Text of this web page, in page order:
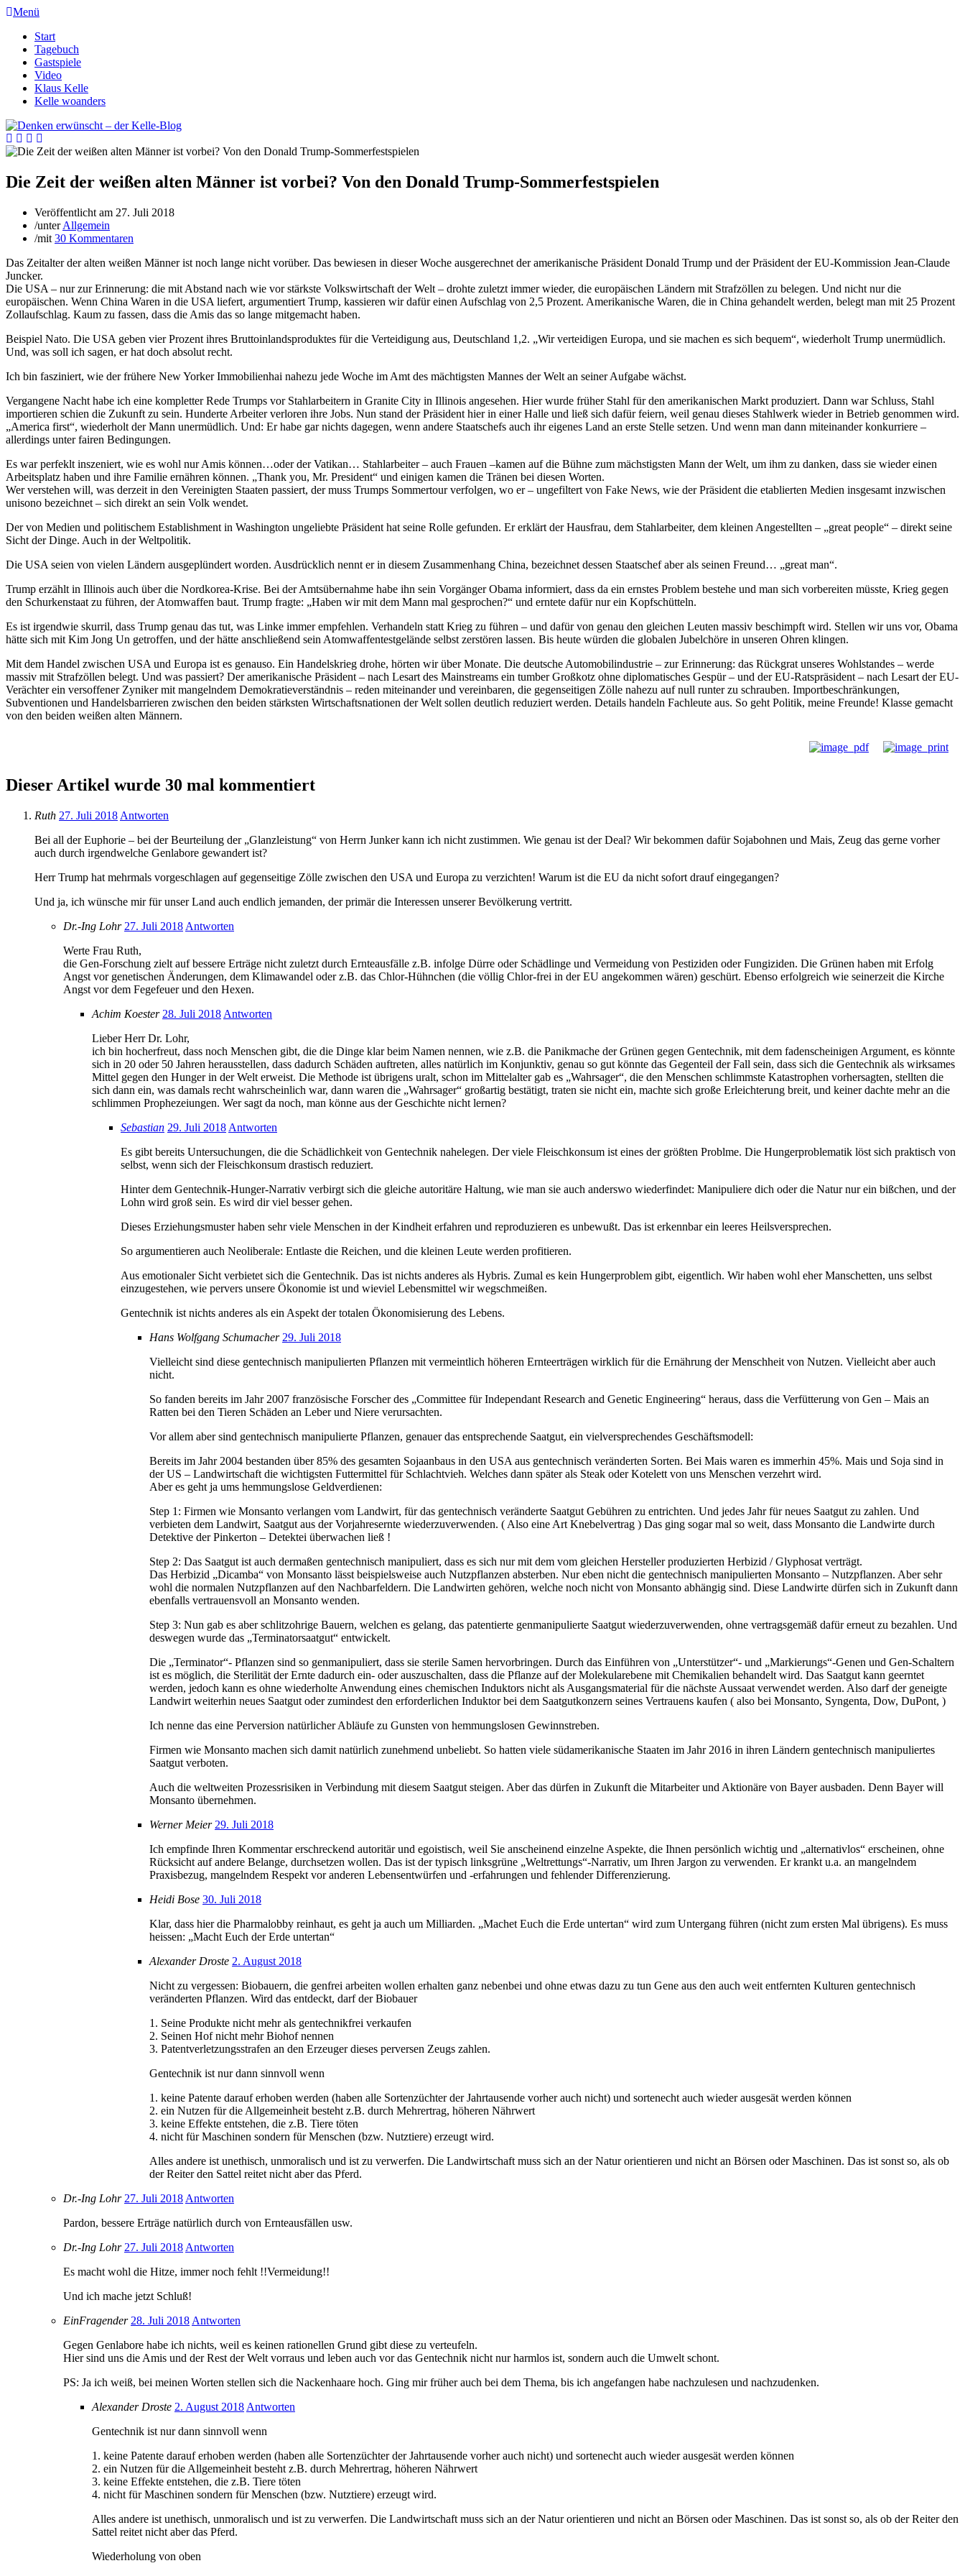
Menü
Start
Tagebuch
Gastspiele
Video
Klaus Kelle
Kelle woanders
Die Zeit der weißen alten Männer ist vorbei? Von den Donald Trump-Sommerfestspielen
Veröffentlicht am 27. Juli 2018
/unterAllgemein
/mit 30 Kommentaren
Das Zeitalter der alten weißen Männer ist noch lange nicht vorüber. Das bewiesen in dieser Woche ausgerechnet der amerikanische Präsident Donald Trump und der Präsident der EU-Kommission Jean-Claude
Juncker.
Die USA – nur zur Erinnerung: die mit Abstand nach wie vor stärkste Volkswirtschaft der Welt – drohte zuletzt immer wieder, die europäischen Ländern mit Strafzöllen zu belegen. Und nicht nur die
europäischen. Wenn China Waren in die USA liefert, argumentiert Trump, kassieren wir dafür einen Aufschlag von 2,5 Prozent. Amerikanische Waren, die in China gehandelt werden, belegt man mit 25 Prozent
Zollaufschlag. Kaum zu fassen, dass die Amis das so lange mitgemacht haben.
Beispiel Nato. Die USA geben vier Prozent ihres Bruttoinlandsproduktes für die Verteidigung aus, Deutschland 1,2. „Wir verteidigen Europa, und sie machen es sich bequem“, wiederholt Trump unermüdlich.
Und, was soll ich sagen, er hat doch absolut recht.
Ich bin fasziniert, wie der frühere New Yorker Immobilienhai nahezu jede Woche im Amt des mächtigsten Mannes der Welt an seiner Aufgabe wächst.
Vergangene Nacht habe ich eine kompletter Rede Trumps vor Stahlarbeitern in Granite City in Illinois angesehen. Hier wurde früher Stahl für den amerikanischen Markt produziert. Dann war Schluss, Stahl
importieren schien die Zukunft zu sein. Hunderte Arbeiter verloren ihre Jobs. Nun stand der Präsident hier in einer Halle und ließ sich dafür feiern, weil genau dieses Stahlwerk wieder in Betrieb genommen wird.
„America first“, wiederholt der Mann unermüdlich. Und: Er habe gar nichts dagegen, wenn andere Staatschefs auch ihr eigenes Land an erste Stelle setzen. Und wenn man dann miteinander konkurriere –
allerdings unter fairen Bedingungen.
Es war perfeklt inszeniert, wie es wohl nur Amis können…oder der Vatikan… Stahlarbeiter – auch Frauen –kamen auf die Bühne zum mächstigsten Mann der Welt, um ihm zu danken, dass sie wieder einen
Arbeitsplatz haben und ihre Familie ernähren können. „Thank you, Mr. President“ und einigen kamen die Tränen bei diesen Worten.
Wer verstehen will, was derzeit in den Vereinigten Staaten passiert, der muss Trumps Sommertour verfolgen, wo er – ungefiltert von Fake News, wie der Präsident die etablierten Medien insgesamt inzwischen
unisono bezeichnet – sich direkt an sein Volk wendet.
Der von Medien und politischem Establishment in Washington ungeliebte Präsident hat seine Rolle gefunden. Er erklärt der Hausfrau, dem Stahlarbeiter, dem kleinen Angestellten – „great people“ – direkt seine
Sicht der Dinge. Auch in der Weltpolitik.
Die USA seien von vielen Ländern ausgeplündert worden. Ausdrücklich nennt er in diesem Zusammenhang China, bezeichnet dessen Staatschef aber als seinen Freund… „great man“.
Trump erzählt in Illinois auch über die Nordkorea-Krise. Bei der Amtsübernahme habe ihn sein Vorgänger Obama informiert, dass da ein ernstes Problem bestehe und man sich vorbereiten müsste, Krieg gegen
den Schurkenstaat zu führen, der Atomwaffen baut. Trump fragte: „Haben wir mit dem Mann mal gesprochen?“ und erntete dafür nur ein Kopfschütteln.
Es ist irgendwie skurril, dass Trump genau das tut, was Linke immer empfehlen. Verhandeln statt Krieg zu führen – und dafür von genau den gleichen Leuten massiv beschimpft wird. Stellen wir uns vor, Obama
hätte sich mit Kim Jong Un getroffen, und der hätte anschließend sein Atomwaffentestgelände selbst zerstören lassen. Bis heute würden die globalen Jubelchöre in unseren Ohren klingen.
Mit dem Handel zwischen USA und Europa ist es genauso. Ein Handelskrieg drohe, hörten wir über Monate. Die deutsche Automobilindustrie – zur Erinnerung: das Rückgrat unseres Wohlstandes – werde
massiv mit Strafzöllen belegt. Und was passiert? Der amerikanische Präsident – nach Lesart des Mainstreams ein tumber Großkotz ohne diplomatisches Gespür – und der EU-Ratspräsident – nach Lesart der EU-
Verächter ein versoffener Zyniker mit mangelndem Demokratieverständnis – reden miteinander und vereinbaren, die gegenseitigen Zölle nahezu auf null runter zu schrauben. Importbeschränkungen,
Subventionen und Handelsbarrieren zwischen den beiden stärksten Wirtschaftsnationen der Welt sollen deutlich reduziert werden. Details handeln Fachleute aus. So geht Politik, meine Freunde! Klasse gemacht
von den beiden weißen alten Männern.
Dieser Artikel wurde 30 mal kommentiert
Ruth 27. Juli 2018 Antworten
Bei all der Euphorie – bei der Beurteilung der „Glanzleistung“ von Herrn Junker kann ich nicht zustimmen. Wie genau ist der Deal? Wir bekommen dafür Sojabohnen und Mais, Zeug das gerne vorher
auch durch irgendwelche Genlabore gewandert ist?
Herr Trump hat mehrmals vorgeschlagen auf gegenseitige Zölle zwischen den USA und Europa zu verzichten! Warum ist die EU da nicht sofort drauf eingegangen?
Und ja, ich wünsche mir für unser Land auch endlich jemanden, der primär die Interessen unserer Bevölkerung vertritt.
Dr.-Ing Lohr 27. Juli 2018 Antworten
Werte Frau Ruth,
die Gen-Forschung zielt auf bessere Erträge nicht zuletzt durch Ernteausfälle z.B. infolge Dürre oder Schädlinge und Vermeidung von Pestiziden oder Fungiziden. Die Grünen haben mit Erfolg
Angst vor genetischen Änderungen, dem Klimawandel oder z.B. das Chlor-Hühnchen (die völlig Chlor-frei in der EU angekommen wären) geschürt. Ebenso erfolgreich wie seinerzeit die Kirche
Angst vor dem Fegefeuer und den Hexen.
Achim Koester 28. Juli 2018 Antworten
Lieber Herr Dr. Lohr,
ich bin hocherfreut, dass noch Menschen gibt, die die Dinge klar beim Namen nennen, wie z.B. die Panikmache der Grünen gegen Gentechnik, mit dem fadenscheinigen Argument, es könnte
sich in 20 oder 50 Jahren herausstellen, dass dadurch Schäden auftreten, alles natürlich im Konjunktiv, genau so gut könnte das Gegenteil der Fall sein, dass sich die Gentechnik als wirksames
Mittel gegen den Hunger in der Welt erweist. Die Methode ist übrigens uralt, schon im Mittelalter gab es „Wahrsager“, die den Menschen schlimmste Katastrophen vorhersagten, stellten die
sich dann ein, was damals recht wahrscheinlich war, dann waren die „Wahrsager“ großartig bestätigt, traten sie nicht ein, machte sich große Erleichterung breit, und keiner dachte mehr an die
schlimmen Prophezeiungen. Wer sagt da noch, man könne aus der Geschichte nicht lernen?
Sebastian 29. Juli 2018 Antworten
Es gibt bereits Untersuchungen, die die Schädlichkeit von Gentechnik nahelegen. Der viele Fleischkonsum ist eines der größten Problme. Die Hungerproblematik löst sich praktisch von
selbst, wenn sich der Fleischkonsum drastisch reduziert.
Hinter dem Gentechnik-Hunger-Narrativ verbirgt sich die gleiche autoritäre Haltung, wie man sie auch anderswo wiederfindet: Manipuliere dich oder die Natur nur ein bißchen, und der
Lohn wird groß sein. Es wird dir viel besser gehen.
Dieses Erziehungsmuster haben sehr viele Menschen in der Kindheit erfahren und reproduzieren es unbewußt. Das ist erkennbar ein leeres Heilsversprechen.
So argumentieren auch Neoliberale: Entlaste die Reichen, und die kleinen Leute werden profitieren.
Aus emotionaler Sicht verbietet sich die Gentechnik. Das ist nichts anderes als Hybris. Zumal es kein Hungerproblem gibt, eigentlich. Wir haben wohl eher Manschetten, uns selbst
einzugestehen, wie pervers unsere Ökonomie ist und wieviel Lebensmittel wir wegschmeißen.
Gentechnik ist nichts anderes als ein Aspekt der totalen Ökonomisierung des Lebens.
Hans Wolfgang Schumacher 29. Juli 2018
Vielleicht sind diese gentechnisch manipulierten Pflanzen mit vermeintlich höheren Ernteerträgen wirklich für die Ernährung der Menschheit von Nutzen. Vielleicht aber auch
nicht.
So fanden bereits im Jahr 2007 französische Forscher des „Committee für Independant Research and Genetic Engineering“ heraus, dass die Verfütterung von Gen – Mais an
Ratten bei den Tieren Schäden an Leber und Niere verursachten.
Vor allem aber sind gentechnisch manipulierte Pflanzen, genauer das entsprechende Saatgut, ein vielversprechendes Geschäftsmodell:
Bereits im Jahr 2004 bestanden über 85% des gesamten Sojaanbaus in den USA aus gentechnisch veränderten Sorten. Bei Mais waren es immerhin 45%. Mais und Soja sind in
der US – Landwirtschaft die wichtigsten Futtermittel für Schlachtvieh. Welches dann später als Steak oder Kotelett von uns Menschen verzehrt wird.
Aber es geht ja ums hemmungslose Geldverdienen:
Step 1: Firmen wie Monsanto verlangen vom Landwirt, für das gentechnisch veränderte Saatgut Gebühren zu entrichten. Und jedes Jahr für neues Saatgut zu zahlen. Und
verbieten dem Landwirt, Saatgut aus der Vorjahresernte wiederzuverwenden. ( Also eine Art Knebelvertrag ) Das ging sogar mal so weit, dass Monsanto die Landwirte durch
Detektive der Pinkerton – Detektei überwachen ließ !
Step 2: Das Saatgut ist auch dermaßen gentechnisch manipuliert, dass es sich nur mit dem vom gleichen Hersteller produzierten Herbizid / Glyphosat verträgt.
Das Herbizid „Dicamba“ von Monsanto lässt beispielsweise auch Nutzpflanzen absterben. Nur eben nicht die gentechnisch manipulierten Monsanto – Nutzpflanzen. Aber sehr
wohl die normalen Nutzpflanzen auf den Nachbarfeldern. Die Landwirten gehören, welche noch nicht von Monsanto abhängig sind. Diese Landwirte dürfen sich in Zukunft dann
ebenfalls vertrauensvoll an Monsanto wenden.
Step 3: Nun gab es aber schlitzohrige Bauern, welchen es gelang, das patentierte genmanipulierte Saatgut wiederzuverwenden, ohne vertragsgemäß dafür erneut zu bezahlen. Und
deswegen wurde das „Terminatorsaatgut“ entwickelt.
Die „Terminator“- Pflanzen sind so genmanipuliert, dass sie sterile Samen hervorbringen. Durch das Einführen von „Unterstützer“- und „Markierungs“-Genen und Gen-Schaltern
ist es möglich, die Sterilität der Ernte dadurch ein- oder auszuschalten, dass die Pflanze auf der Molekularebene mit Chemikalien behandelt wird. Das Saatgut kann geerntet
werden, jedoch kann es ohne wiederholte Anwendung eines chemischen Induktors nicht als Ausgangsmaterial für die nächste Aussaat verwendet werden. Also darf der geneigte
Landwirt weiterhin neues Saatgut oder zumindest den erforderlichen Induktor bei dem Saatgutkonzern seines Vertrauens kaufen ( also bei Monsanto, Syngenta, Dow, DuPont, )
Ich nenne das eine Perversion natürlicher Abläufe zu Gunsten von hemmungslosen Gewinnstreben.
Firmen wie Monsanto machen sich damit natürlich zunehmend unbeliebt. So hatten viele südamerikanische Staaten im Jahr 2016 in ihren Ländern gentechnisch manipuliertes
Saatgut verboten.
Auch die weltweiten Prozessrisiken in Verbindung mit diesem Saatgut steigen. Aber das dürfen in Zukunft die Mitarbeiter und Aktionäre von Bayer ausbaden. Denn Bayer will
Monsanto übernehmen.
Werner Meier 29. Juli 2018
Ich empfinde Ihren Kommentar erschreckend autoritär und egoistisch, weil Sie anscheinend einzelne Aspekte, die Ihnen persönlich wichtig und „alternativlos“ erscheinen, ohne
Rücksicht auf andere Belange, durchsetzen wollen. Das ist der typisch linksgrüne „Weltrettungs“-Narrativ, um Ihren Jargon zu verwenden. Er krankt u.a. an mangelndem
Praxisbezug, mangelndem Respekt vor anderen Lebensentwürfen und -erfahrungen und fehlender Differenzierung.
Heidi Bose 30. Juli 2018
Klar, dass hier die Pharmalobby reinhaut, es geht ja auch um Milliarden. „Machet Euch die Erde untertan“ wird zum Untergang führen (nicht zum ersten Mal übrigens). Es muss
heissen: „Macht Euch der Erde untertan“
Alexander Droste 2. August 2018
Nicht zu vergessen: Biobauern, die genfrei arbeiten wollen erhalten ganz nebenbei und ohne etwas dazu zu tun Gene aus den auch weit entfernten Kulturen gentechnisch
veränderten Pflanzen. Wird das entdeckt, darf der Biobauer
1. Seine Produkte nicht mehr als gentechnikfrei verkaufen
2. Seinen Hof nicht mehr Biohof nennen
3. Patentverletzungsstrafen an den Erzeuger dieses perversen Zeugs zahlen.
Gentechnik ist nur dann sinnvoll wenn
1. keine Patente darauf erhoben werden (haben alle Sortenzüchter der Jahrtausende vorher auch nicht) und sortenecht auch wieder ausgesät werden können
2. ein Nutzen für die Allgemeinheit besteht z.B. durch Mehrertrag, höheren Nährwert
3. keine Effekte entstehen, die z.B. Tiere töten
4. nicht für Maschinen sondern für Menschen (bzw. Nutztiere) erzeugt wird.
Alles andere ist unethisch, unmoralisch und ist zu verwerfen. Die Landwirtschaft muss sich an der Natur orientieren und nicht an Börsen oder Maschinen. Das ist sonst so, als ob
der Reiter den Sattel reitet nicht aber das Pferd.
Dr.-Ing Lohr 27. Juli 2018 Antworten
Pardon, bessere Erträge natürlich durch von Ernteausfällen usw.
Dr.-Ing Lohr 27. Juli 2018 Antworten
Es macht wohl die Hitze, immer noch fehlt !!Vermeidung!!
Und ich mache jetzt Schluß!
EinFragender 28. Juli 2018 Antworten
Gegen Genlabore habe ich nichts, weil es keinen rationellen Grund gibt diese zu verteufeln.
Hier sind uns die Amis und der Rest der Welt vorraus und leben auch vor das Gentechnik nicht nur harmlos ist, sondern auch die Umwelt schont.
PS: Ja ich weiß, bei meinen Worten stellen sich die Nackenhaare hoch. Ging mir früher auch bei dem Thema, bis ich angefangen habe nachzulesen und nachzudenken.
Alexander Droste 2. August 2018 Antworten
Gentechnik ist nur dann sinnvoll wenn
1. keine Patente darauf erhoben werden (haben alle Sortenzüchter der Jahrtausende vorher auch nicht) und sortenecht auch wieder ausgesät werden können
2. ein Nutzen für die Allgemeinheit besteht z.B. durch Mehrertrag, höheren Nährwert
3. keine Effekte entstehen, die z.B. Tiere töten
4. nicht für Maschinen sondern für Menschen (bzw. Nutztiere) erzeugt wird.
Alles andere ist unethisch, unmoralisch und ist zu verwerfen. Die Landwirtschaft muss sich an der Natur orientieren und nicht an Börsen oder Maschinen. Das ist sonst so, als ob der Reiter den
Sattel reitet nicht aber das Pferd.
Wiederholung von oben